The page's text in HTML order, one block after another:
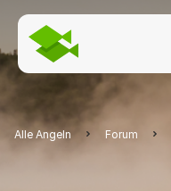
Alle Angeln Forum